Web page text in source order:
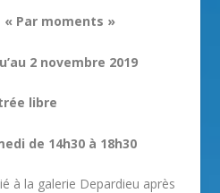
Par moments »
2 novembre 2019
libre
de 14h30 à 18h30
à la galerie Depardieu après